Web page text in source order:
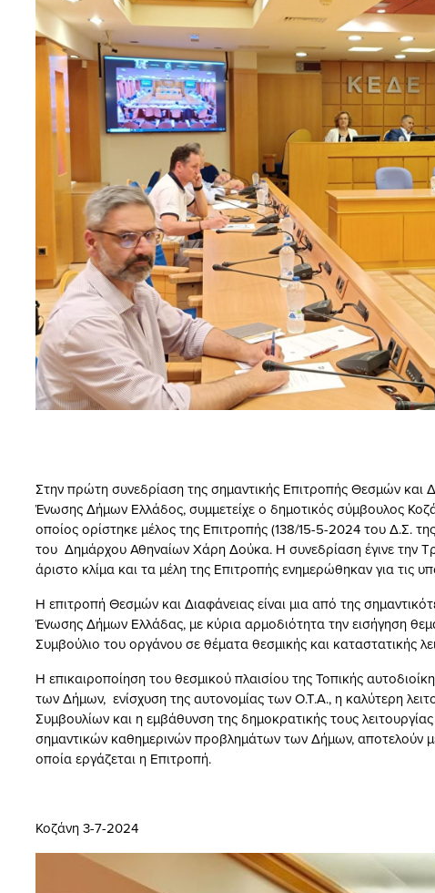
Στην πρώτη συνεδρίαση της σημαντικής Επιτροπής Θεσμών και
Ένωσης Δήμων Ελλάδος, συμμετείχε ο δημοτικός σύμβουλος
οποίος ορίστηκε μέλος της Επιτροπής (138/15-5-2024 του Δ.Σ.
του Δημάρχου Αθηναίων Χάρη Δούκα. Η συνεδρίαση έγινε την
άριστο κλίμα και τα μέλη της Επιτροπής ενημερώθηκαν για τις
Η επιτροπή Θεσμών και Διαφάνειας είναι μια από της
Ένωσης Δήμων Ελλάδας, με κύρια αρμοδιότητα την εισήγηση
Συμβούλιο του οργάνου σε θέματα θεσμικής και καταστατικής
Η επικαιροποίηση του θεσμικού πλαισίου της Τοπικής
των Δήμων, ενίσχυση της αυτονομίας των Ο.Τ.Α., η καλύτερη
Συμβουλίων και η εμβάθυνση της δημοκρατικής τους
σημαντικών καθημερινών προβλημάτων των Δήμων, αποτελούν
οποία εργάζεται η Επιτροπή.
Κοζάνη 3-7-2024